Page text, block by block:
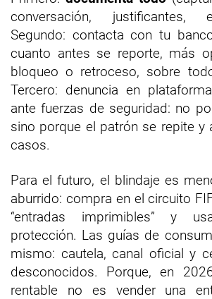
conversación, justificantes,
Segundo: contacta con tu
cuanto antes se reporte, más
bloqueo o retroceso, sobre
Tercero: denuncia en
ante fuerzas de seguridad: no
sino porque el patrón se repite y
casos.
Para el futuro, el blindaje es
aburrido: compra en el circuito
“entradas imprimibles” y
protección. Las guías de
mismo: cautela, canal oficial y
desconocidos. Porque, en
rentable no es vender una